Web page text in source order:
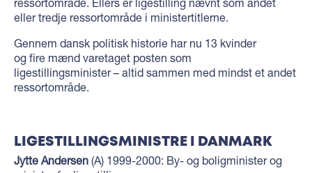
eller tredje ressortområde i ministertitlerne.
Gennem dansk politisk historie har nu 13 kvinder
og fire mænd varetaget posten som
ligestillingsminister – altid sammen med mindst et andet
ressortområde.
LIGESTILLINGSMINISTRE I DANMARK
Jytte Andersen (A) 1999-2000: By- og boligminister og